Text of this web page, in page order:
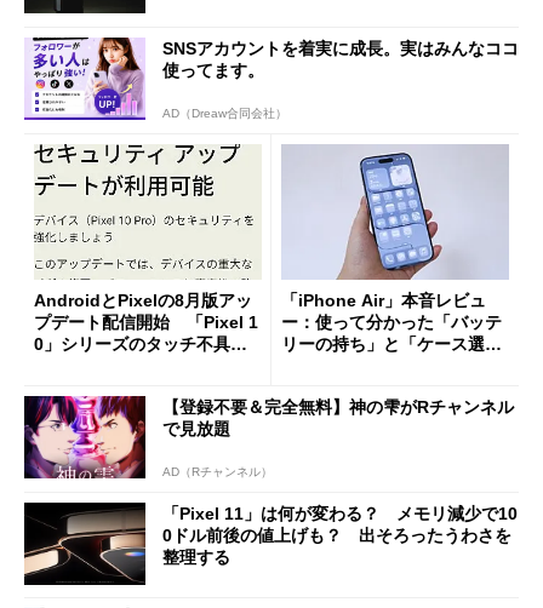
SNSアカウントを着実に成長。実はみんなココ
使ってます。
AD（Dreaw合同会社）
AndroidとPixelの8月版アッ
プデート配信開始 「Pixel 1
0」シリーズのタッチ不具合
「iPhone Air」本音レビュ
ー：使って分かった「バッテ
リーの持ち」と「ケース選
【登録不要＆完全無料】神の雫がRチャンネル
で見放題
AD（Rチャンネル）
「Pixel 11」は何が変わる？ メモリ減少で10
0ドル前後の値上げも？ 出そろったうわさを
整理する